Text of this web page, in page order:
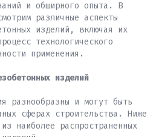
и обширного опыта. В
различные аспекты
изделий, включая их
технологического
применения.
изделий
разнообразны и могут быть
сферах строительства. Ниже
наиболее распространенных